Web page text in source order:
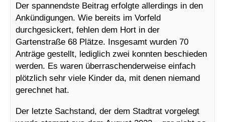
Der spannendste Beitrag erfolgte allerdings in den
Ankündigungen. Wie bereits im Vorfeld
durchgesickert, fehlen dem Hort in der
Gartenstraße 68 Plätze. Insgesamt wurden 70
Anträge gestellt, lediglich zwei konnten beschieden
werden. Es waren überraschenderweise einfach
plötzlich sehr viele Kinder da, mit denen niemand
gerechnet hat.
Der letzte Sachstand, der dem Stadtrat vorgelegt